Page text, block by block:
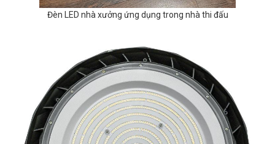
Đèn LED nhà xưởng ứng dụng trong nhà thi đấu